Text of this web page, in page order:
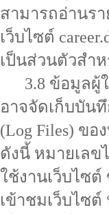
สามารถอ่านร
เว็บไซต์
เป็นส่วนตัวสำ
3.8 ข้อมูลผู้ใ
อาจจัดเก็บบัน
(Log Files) ข
ดังนี้ หมายเลข
ใช้งานเว็บไซ
เข้าชมเว็บไซต์